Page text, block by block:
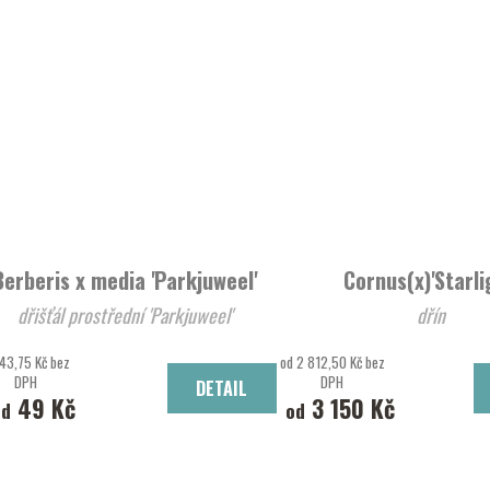
x media 'Parkjuweel'
dřišťál prostřední 'Parkjuweel'
Kč bez
DPH
49 Kč
DETAIL
dřín
od 2 812,50 Kč bez
DPH
od 3 150 Kč